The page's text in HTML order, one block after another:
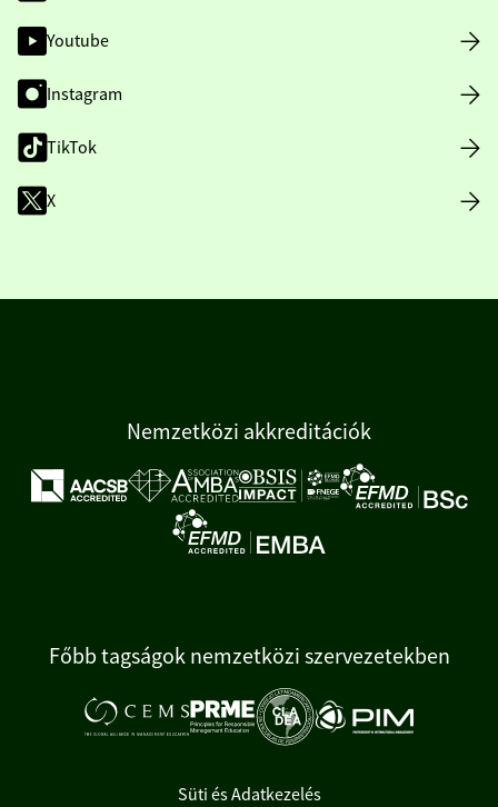
Youtube
Instagram
TikTok
X
Nemzetközi akkreditációk
Főbb tagságok nemzetközi szervezetekben
Süti és Adatkezelés